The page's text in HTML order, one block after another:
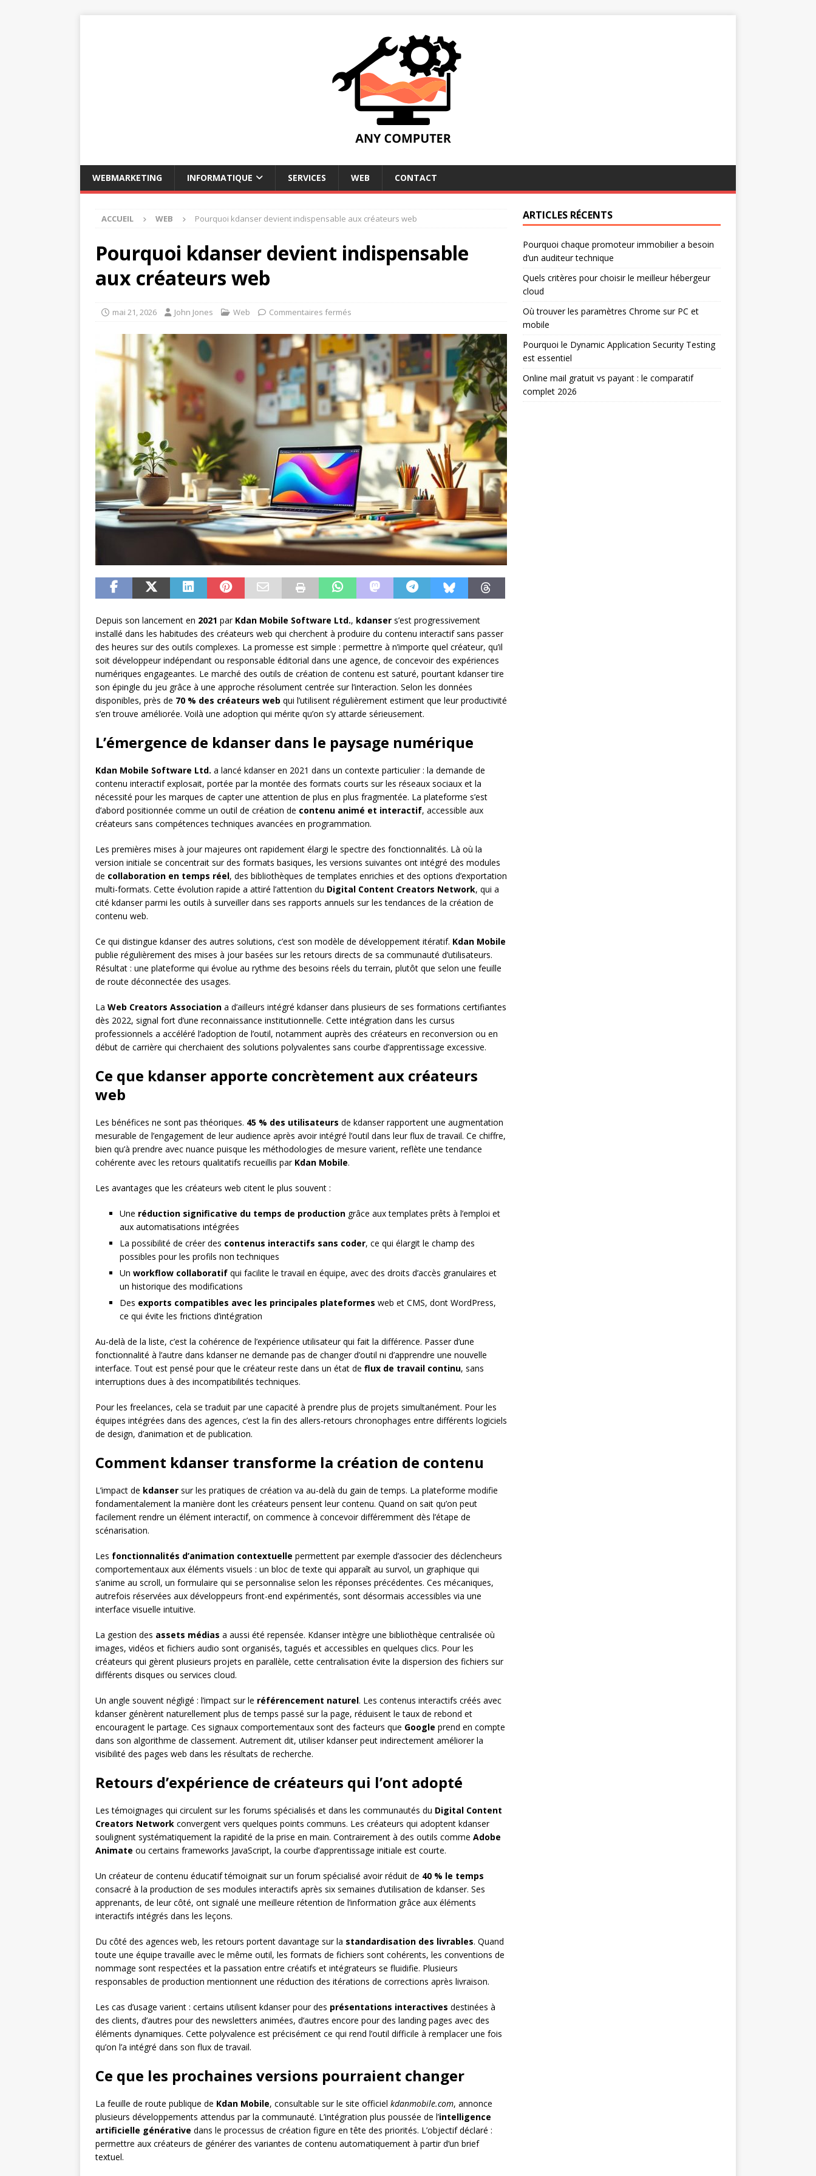
WEBMARKETING INFORMATIQUE SERVICES WEB CONTACT
ACCUEIL WEB Pourquoi kdanser devient indispensable aux créateurs web
Pourquoi kdanser devient indispensable
aux créateurs web
mai 21, 2026 John Jones Web Commentaires fermés
Depuis son lancement en 2021 par Kdan Mobile Software Ltd., kdanser s’est progressivement
installé dans les habitudes des créateurs web qui cherchent à produire du contenu interactif sans passer
des heures sur des outils complexes. La promesse est simple : permettre à n’importe quel créateur, qu’il
soit développeur indépendant ou responsable éditorial dans une agence, de concevoir des expériences
numériques engageantes. Le marché des outils de création de contenu est saturé, pourtant kdanser tire
son épingle du jeu grâce à une approche résolument centrée sur l’interaction. Selon les données
disponibles, près de 70 % des créateurs web qui l’utilisent régulièrement estiment que leur productivité
s’en trouve améliorée. Voilà une adoption qui mérite qu’on s’y attarde sérieusement.
L’émergence de kdanser dans le paysage numérique
Kdan Mobile Software Ltd. a lancé kdanser en 2021 dans un contexte particulier : la demande de
contenu interactif explosait, portée par la montée des formats courts sur les réseaux sociaux et la
nécessité pour les marques de capter une attention de plus en plus fragmentée. La plateforme s’est
d’abord positionnée comme un outil de création de contenu animé et interactif, accessible aux
créateurs sans compétences techniques avancées en programmation.
Les premières mises à jour majeures ont rapidement élargi le spectre des fonctionnalités. Là où la
version initiale se concentrait sur des formats basiques, les versions suivantes ont intégré des modules
de collaboration en temps réel, des bibliothèques de templates enrichies et des options d’exportation
multi-formats. Cette évolution rapide a attiré l’attention du Digital Content Creators Network, qui a
cité kdanser parmi les outils à surveiller dans ses rapports annuels sur les tendances de la création de
contenu web.
Ce qui distingue kdanser des autres solutions, c’est son modèle de développement itératif. Kdan Mobile
publie régulièrement des mises à jour basées sur les retours directs de sa communauté d’utilisateurs.
Résultat : une plateforme qui évolue au rythme des besoins réels du terrain, plutôt que selon une feuille
de route déconnectée des usages.
La Web Creators Association a d’ailleurs intégré kdanser dans plusieurs de ses formations certifiantes
dès 2022, signal fort d’une reconnaissance institutionnelle. Cette intégration dans les cursus
professionnels a accéléré l’adoption de l’outil, notamment auprès des créateurs en reconversion ou en
début de carrière qui cherchaient des solutions polyvalentes sans courbe d’apprentissage excessive.
Ce que kdanser apporte concrètement aux créateurs
web
Les bénéfices ne sont pas théoriques. 45 % des utilisateurs de kdanser rapportent une augmentation
mesurable de l’engagement de leur audience après avoir intégré l’outil dans leur flux de travail. Ce chiffre,
bien qu’à prendre avec nuance puisque les méthodologies de mesure varient, reflète une tendance
cohérente avec les retours qualitatifs recueillis par Kdan Mobile.
Les avantages que les créateurs web citent le plus souvent :
Une réduction significative du temps de production grâce aux templates prêts à l’emploi et
aux automatisations intégrées
La possibilité de créer des contenus interactifs sans coder, ce qui élargit le champ des
possibles pour les profils non techniques
Un workflow collaboratif qui facilite le travail en équipe, avec des droits d’accès granulaires et
un historique des modifications
Des exports compatibles avec les principales plateformes web et CMS, dont WordPress,
ce qui évite les frictions d’intégration
Au-delà de la liste, c’est la cohérence de l’expérience utilisateur qui fait la différence. Passer d’une
fonctionnalité à l’autre dans kdanser ne demande pas de changer d’outil ni d’apprendre une nouvelle
interface. Tout est pensé pour que le créateur reste dans un état de flux de travail continu, sans
interruptions dues à des incompatibilités techniques.
Pour les freelances, cela se traduit par une capacité à prendre plus de projets simultanément. Pour les
équipes intégrées dans des agences, c’est la fin des allers-retours chronophages entre différents logiciels
de design, d’animation et de publication.
Comment kdanser transforme la création de contenu
L’impact de kdanser sur les pratiques de création va au-delà du gain de temps. La plateforme modifie
fondamentalement la manière dont les créateurs pensent leur contenu. Quand on sait qu’on peut
facilement rendre un élément interactif, on commence à concevoir différemment dès l’étape de
scénarisation.
Les fonctionnalités d’animation contextuelle permettent par exemple d’associer des déclencheurs
comportementaux aux éléments visuels : un bloc de texte qui apparaît au survol, un graphique qui
s’anime au scroll, un formulaire qui se personnalise selon les réponses précédentes. Ces mécaniques,
autrefois réservées aux développeurs front-end expérimentés, sont désormais accessibles via une
interface visuelle intuitive.
La gestion des assets médias a aussi été repensée. Kdanser intègre une bibliothèque centralisée où
images, vidéos et fichiers audio sont organisés, tagués et accessibles en quelques clics. Pour les
créateurs qui gèrent plusieurs projets en parallèle, cette centralisation évite la dispersion des fichiers sur
différents disques ou services cloud.
Un angle souvent négligé : l’impact sur le référencement naturel. Les contenus interactifs créés avec
kdanser génèrent naturellement plus de temps passé sur la page, réduisent le taux de rebond et
encouragent le partage. Ces signaux comportementaux sont des facteurs que Google prend en compte
dans son algorithme de classement. Autrement dit, utiliser kdanser peut indirectement améliorer la
visibilité des pages web dans les résultats de recherche.
Retours d’expérience de créateurs qui l’ont adopté
Les témoignages qui circulent sur les forums spécialisés et dans les communautés du Digital Content
Creators Network convergent vers quelques points communs. Les créateurs qui adoptent kdanser
soulignent systématiquement la rapidité de la prise en main. Contrairement à des outils comme Adobe
Animate ou certains frameworks JavaScript, la courbe d’apprentissage initiale est courte.
Un créateur de contenu éducatif témoignait sur un forum spécialisé avoir réduit de 40 % le temps
consacré à la production de ses modules interactifs après six semaines d’utilisation de kdanser. Ses
apprenants, de leur côté, ont signalé une meilleure rétention de l’information grâce aux éléments
interactifs intégrés dans les leçons.
Du côté des agences web, les retours portent davantage sur la standardisation des livrables. Quand
toute une équipe travaille avec le même outil, les formats de fichiers sont cohérents, les conventions de
nommage sont respectées et la passation entre créatifs et intégrateurs se fluidifie. Plusieurs
responsables de production mentionnent une réduction des itérations de corrections après livraison.
Les cas d’usage varient : certains utilisent kdanser pour des présentations interactives destinées à
des clients, d’autres pour des newsletters animées, d’autres encore pour des landing pages avec des
éléments dynamiques. Cette polyvalence est précisément ce qui rend l’outil difficile à remplacer une fois
qu’on l’a intégré dans son flux de travail.
Ce que les prochaines versions pourraient changer
La feuille de route publique de Kdan Mobile, consultable sur le site officiel kdanmobile.com, annonce
plusieurs développements attendus par la communauté. L’intégration plus poussée de l’intelligence
artificielle générative dans le processus de création figure en tête des priorités. L’objectif déclaré :
permettre aux créateurs de générer des variantes de contenu automatiquement à partir d’un brief
textuel.
ARTICLES RÉCENTS
Pourquoi chaque promoteur immobilier a besoin
d’un auditeur technique
Quels critères pour choisir le meilleur hébergeur
cloud
Où trouver les paramètres Chrome sur PC et
mobile
Pourquoi le Dynamic Application Security Testing
est essentiel
Online mail gratuit vs payant : le comparatif
complet 2026